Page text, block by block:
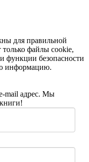
для правильной
только файлы cookie,
функции безопасности
информацию.
mail адрес. Мы